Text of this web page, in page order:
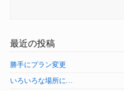
最近の投稿
勝手にプラン変更
いろいろな場所に…